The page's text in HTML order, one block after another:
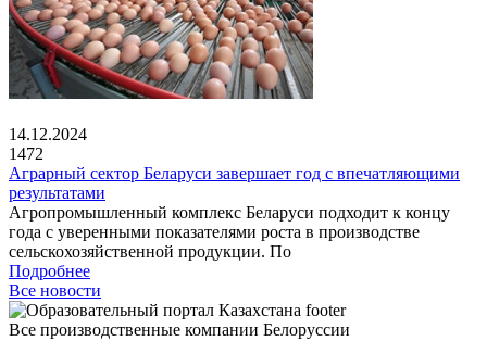
14.12.2024
1472
Аграрный сектор Беларуси завершает год с впечатляющими
результатами
Агропромышленный комплекс Беларуси подходит к концу
года с уверенными показателями роста в производстве
сельскохозяйственной продукции. По
Подробнее
Все новости
Все производственные компании Белоруссии